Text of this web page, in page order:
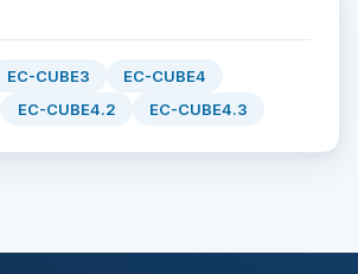
EC-CUBE3
EC-CUBE4
EC-CUBE4.2 EC-CUBE4.3